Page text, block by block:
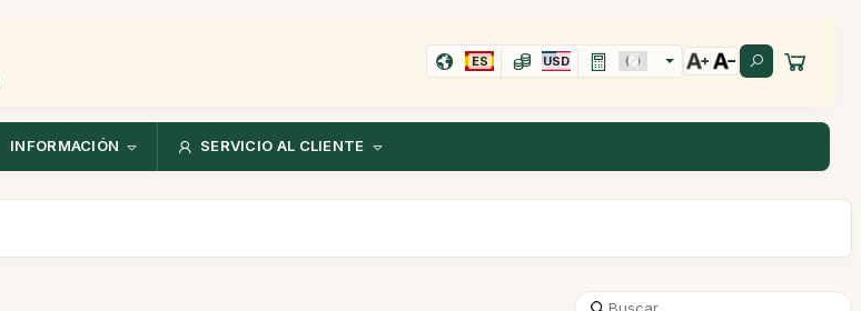
ES USD
INFORMACIÓN SERVICIO AL CLIENTE